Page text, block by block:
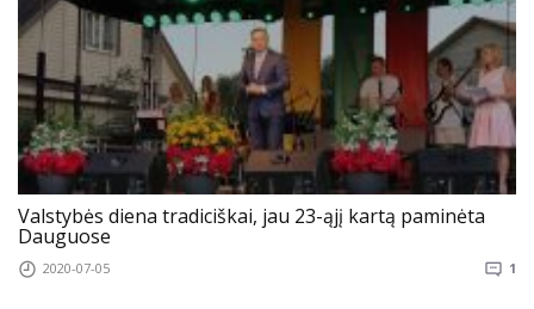
Valstybės diena tradiciškai, jau 23-ąjį kartą paminėta
Dauguose
2020-07-05 1